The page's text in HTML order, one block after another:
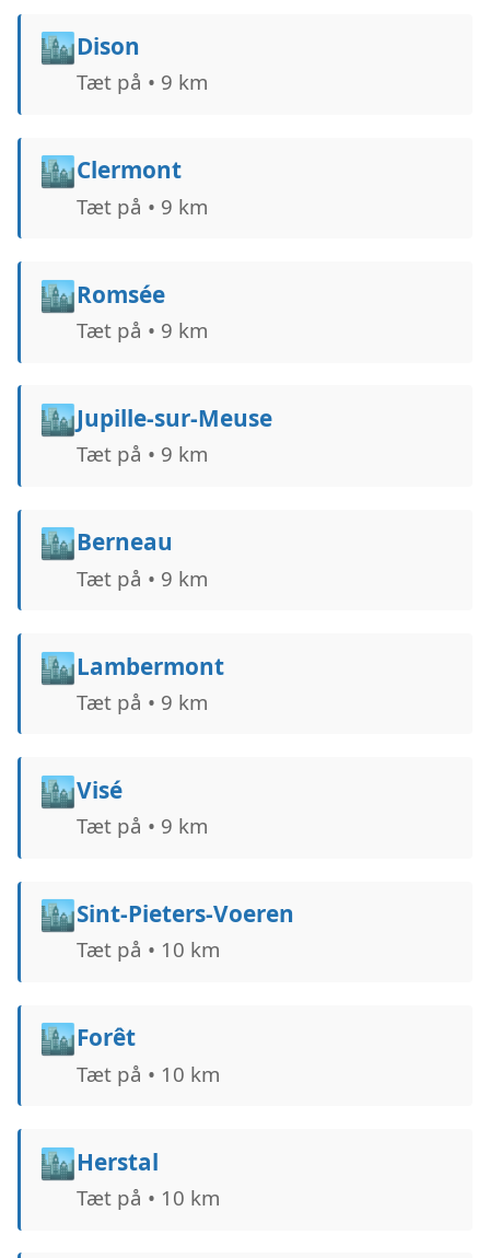
🏙️Dison
Tæt på • 9 km
🏙️Clermont
Tæt på • 9 km
🏙️Romsée
Tæt på • 9 km
🏙️Jupille-sur-Meuse
Tæt på • 9 km
🏙️Berneau
Tæt på • 9 km
🏙️Lambermont
Tæt på • 9 km
🏙️Visé
Tæt på • 9 km
🏙️Sint-Pieters-Voeren
Tæt på • 10 km
🏙️Forêt
Tæt på • 10 km
🏙️Herstal
Tæt på • 10 km